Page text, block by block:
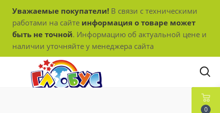
Уважаемые покупатели! В связи с техническими
работами на сайте информация о товаре может
быть не точной. Информацию об актуальной цене и
наличии уточняйте у менеджера сайта
0